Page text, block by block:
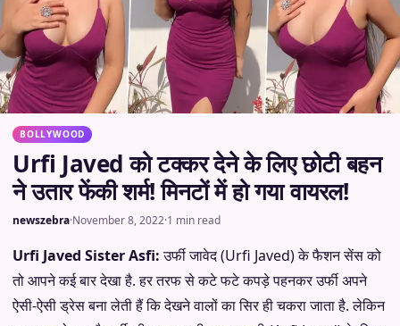
BOLLYWOOD
Urfi Javed को टक्कर देने के लिए छोटी बहन
ने उतार फेंकी शर्म! मिनटों में हो गया वायरल!
newszebra·November 8, 2022·1 min read
Urfi Javed Sister Asfi:उर्फी जावेद (Urfi Javed) के फैशन सेंस को
तो आपने कई बार देखा है. हर तरफ से कटे फटे कपड़े पहनकर उर्फी अपने
ऐसी-ऐसी ड्रेस बना लेती हैं कि देखने वालों का सिर ही चकरा जाता है. लेकिन